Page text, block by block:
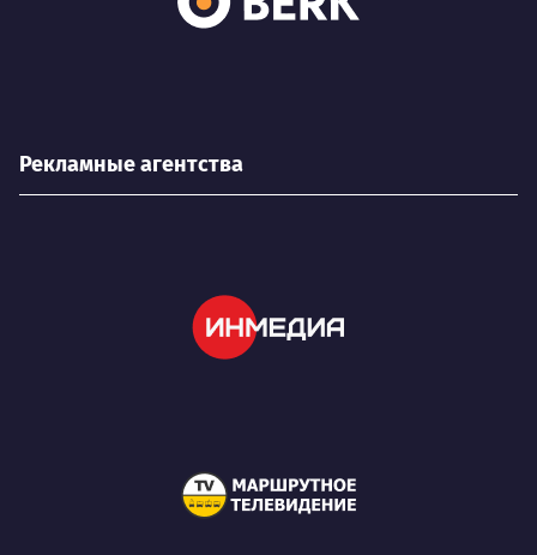
Рекламные агентства